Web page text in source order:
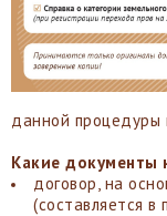
данной
Какие документы
договор, на
(составляется